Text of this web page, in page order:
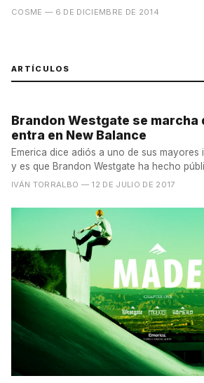
COSME — 6 DE DICIEMBRE DE 2014
ARTÍCULOS
Brandon Westgate se marcha
entra en New Balance
Emerica dice adiós a uno de sus mayores
y es que Brandon Westgate ha hecho
IVÁN TORRALBO — 12 DE JULIO DE 2017